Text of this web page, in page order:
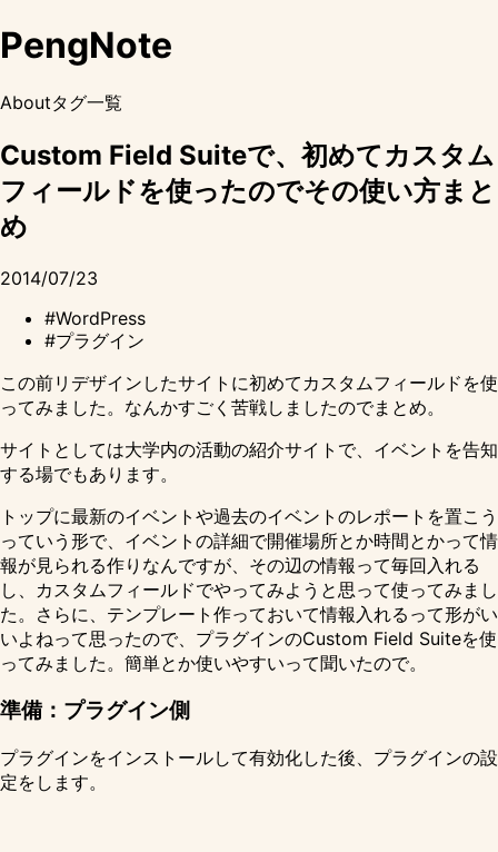
PengNote
Aboutタグ一覧
Custom Field Suiteで、初めてカスタム
フィールドを使ったのでその使い方まと
め
2014/07/23
#WordPress
#プラグイン
この前リデザインしたサイトに初めてカスタムフィールドを使
ってみました。なんかすごく苦戦しましたのでまとめ。
サイトとしては大学内の活動の紹介サイトで、イベントを告知
する場でもあります。
トップに最新のイベントや過去のイベントのレポートを置こう
っていう形で、イベントの詳細で開催場所とか時間とかって情
報が見られる作りなんですが、その辺の情報って毎回入れる
し、カスタムフィールドでやってみようと思って使ってみまし
た。さらに、テンプレート作っておいて情報入れるって形がい
いよねって思ったので、プラグインのCustom Field Suiteを使
ってみました。簡単とか使いやすいって聞いたので。
準備：プラグイン側
プラグインをインストールして有効化した後、プラグインの設
定をします。